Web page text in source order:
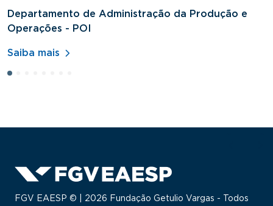
Departamento de Administração da Produção e
Operações - POI
Saiba mais
FGV EAESP © | 2026 Fundação Getulio Vargas - Todos